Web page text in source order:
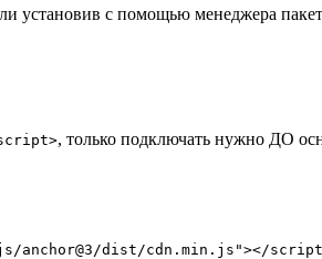
установив с помощью менеджера
, только подключать нужно ДО
anchor@3/dist/cdn.min.js"></script